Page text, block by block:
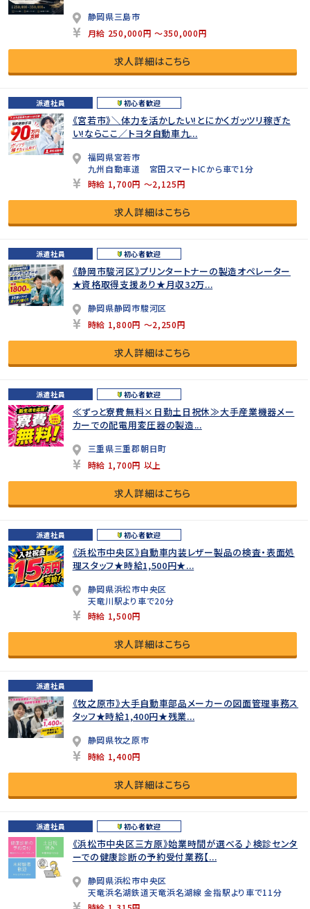
静岡県三島市
月給 250,000円 ～350,000円
求人詳細はこちら
派遣社員 初心者歓迎
《宮若市》＼体力を活かしたい!とにかくガッツリ稼ぎた
い!ならここ／トヨタ自動車九...
福岡県宮若市
九州自動車道 宮田スマートICから車で1分
時給 1,700円 ～2,125円
求人詳細はこちら
派遣社員 初心者歓迎
《静岡市駿河区》プリンタートナーの製造オペレーター
★資格取得支援あり★月収32万...
静岡県静岡市駿河区
時給 1,800円 ～2,250円
求人詳細はこちら
派遣社員 初心者歓迎
≪ずっと寮費無料×日勤土日祝休≫大手産業機器メー
カーでの配電用変圧器の製造...
三重県三重郡朝日町
時給 1,700円 以上
求人詳細はこちら
派遣社員 初心者歓迎
《浜松市中央区》自動車内装レザー製品の検査・表面処
理スタッフ★時給1,500円★...
静岡県浜松市中央区
天竜川駅より車で20分
時給 1,500円
求人詳細はこちら
派遣社員
《牧之原市》大手自動車部品メーカーの図面管理事務ス
タッフ★時給1,400円★残業...
静岡県牧之原市
時給 1,400円
求人詳細はこちら
派遣社員 初心者歓迎
《浜松市中央区三方原》始業時間が選べる♪検診センタ
ーでの健康診断の予約受付業務【...
静岡県浜松市中央区
天竜浜名湖鉄道天竜浜名湖線 金指駅より車で11分